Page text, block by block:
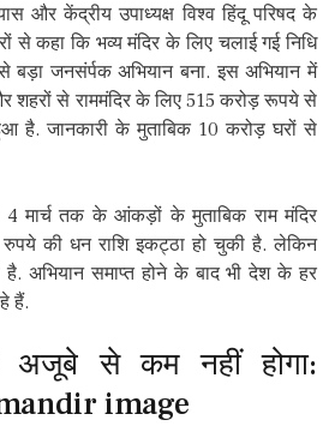
और केंद्रीय उपाध्यक्ष विश्व हिंदू परिषद के
से कहा कि भव्य मंदिर के लिए चलाई गई निधि
बड़ा जनसंर्पक अभियान बना. इस अभियान में
शहरों से राममंदिर के लिए 515 करोड़ रूपये से
है. जानकारी के मुताबिक 10 करोड़ घरों से
मार्च तक के आंकड़ों के मुताबिक राम मंदिर
रुपये की धन राशि इकट्ठा हो चुकी है. लेकिन
अभियान समाप्त होने के बाद भी देश के हर
हैं.
अजूबे से कम नहीं होगा:
image